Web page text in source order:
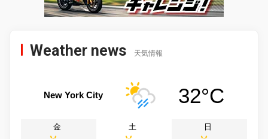
Weather news 天気情報
New York City 32°C
金 土 日